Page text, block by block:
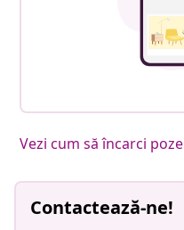
Vezi cum să încarci poze
Contactează-ne!